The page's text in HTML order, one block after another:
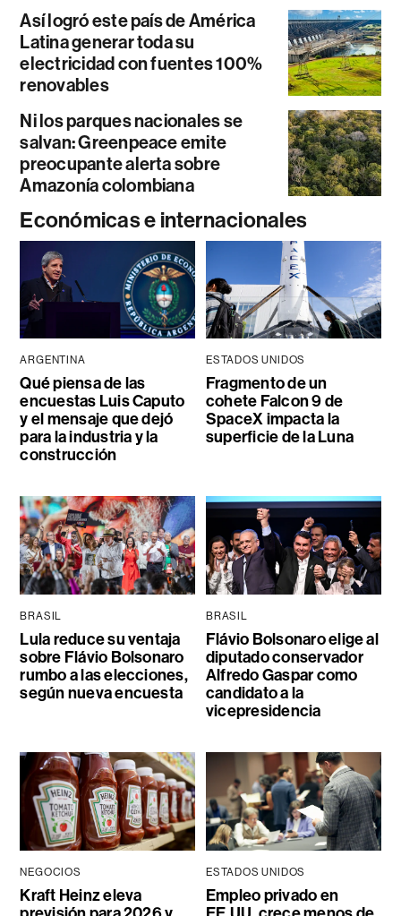
Así logró este país de América
Latina generar toda su
electricidad con fuentes 100%
renovables
Ni los parques nacionales se
salvan: Greenpeace emite
preocupante alerta sobre
Amazonía colombiana
Económicas e internacionales
ARGENTINA
Qué piensa de las
encuestas Luis Caputo
y el mensaje que dejó
para la industria y la
construcción
ESTADOS UNIDOS
Fragmento de un
cohete Falcon 9 de
SpaceX impacta la
superficie de la Luna
BRASIL
Lula reduce su ventaja
sobre Flávio Bolsonaro
rumbo a las elecciones,
según nueva encuesta
BRASIL
Flávio Bolsonaro elige al
diputado conservador
Alfredo Gaspar como
candidato a la
vicepresidencia
NEGOCIOS
Kraft Heinz eleva
ESTADOS UNIDOS
Empleo privado en